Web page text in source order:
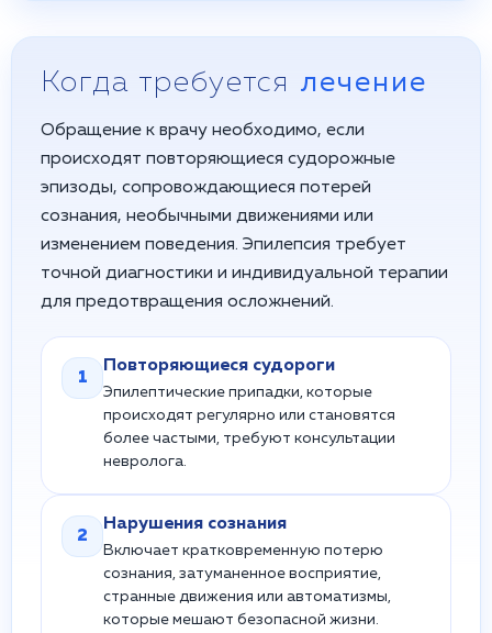
Когда требуется лечение
Обращение к врачу необходимо, если
происходят повторяющиеся судорожные
эпизоды, сопровождающиеся потерей
сознания, необычными движениями или
изменением поведения. Эпилепсия требует
точной диагностики и индивидуальной терапии
для предотвращения осложнений.
1
Повторяющиеся судороги
Эпилептические припадки, которые
происходят регулярно или становятся
более частыми, требуют консультации
невролога.
2
Нарушения сознания
Включает кратковременную потерю
сознания, затуманенное восприятие,
странные движения или автоматизмы,
которые мешают безопасной жизни.